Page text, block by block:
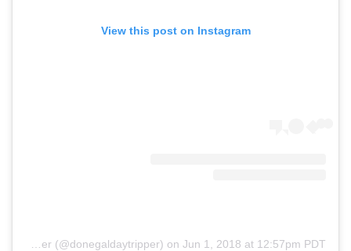
View this post on Instagram
on Jun 1, 2018 at 12:57pm PDT